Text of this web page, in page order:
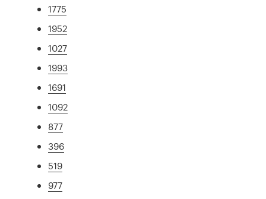
1775
1952
1027
1993
1691
1092
877
396
519
977